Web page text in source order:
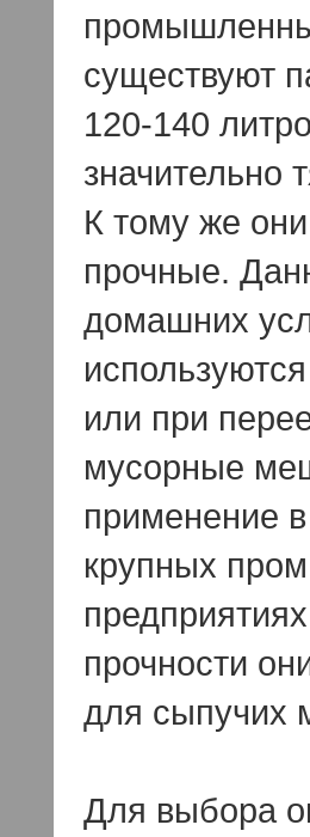
существуют
120-140
значительно
К тому же
прочные.
домашних
или при
мусорные
применение
крупных
прочности
для сыпучих
Для выбора